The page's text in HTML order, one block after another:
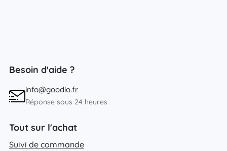
Besoin d'aide ?
info@goodio.fr
Réponse sous 24 heures
Tout sur l'achat
Suivi de commande